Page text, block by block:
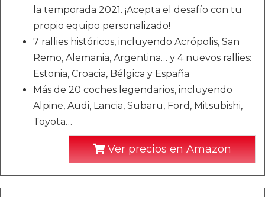
la temporada 2021. ¡Acepta el desafío con tu
propio equipo personalizado!
7 rallies históricos, incluyendo Acrópolis, San
Remo, Alemania, Argentina… y 4 nuevos rallies:
Estonia, Croacia, Bélgica y España
Más de 20 coches legendarios, incluyendo
Alpine, Audi, Lancia, Subaru, Ford, Mitsubishi,
Toyota…
Ver precios en Amazon